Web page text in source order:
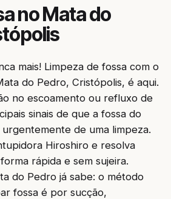
no Mata do
mais! Limpeza de fossa com o
do Pedro, Cristópolis, é aqui.
no escoamento ou refluxo de
sinais de que a fossa do
de uma limpeza.
Hiroshiro e resolva
rápida e sem sujeira.
do Pedro já sabe: o método
fossa é por sucção,